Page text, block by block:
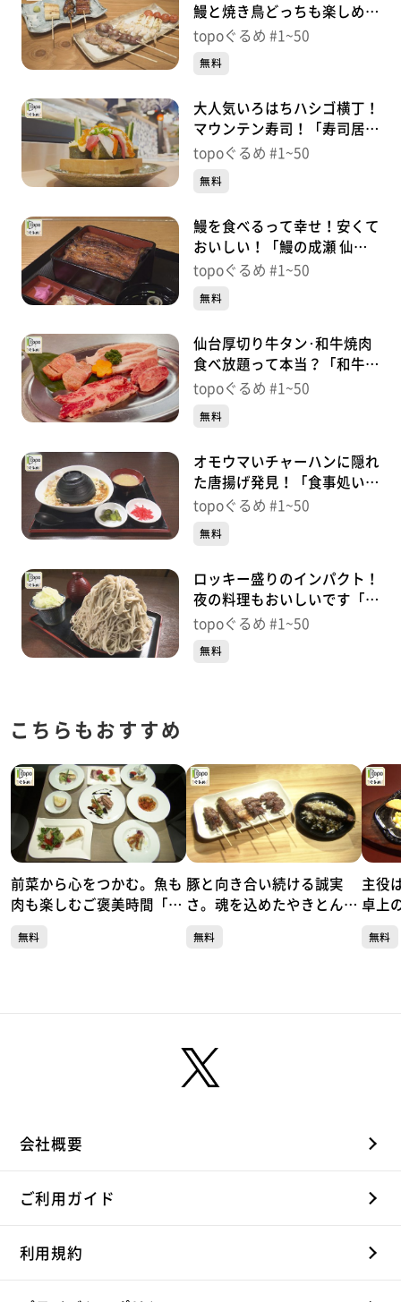
鰻と焼き鳥どっちも楽しめる
「つね吉」（宮城野区榴岡）
topoぐるめ #1~50
無料
大人気いろはちハシゴ横丁！
マウンテン寿司！「寿司居酒
屋センダイ」（宮城野区榴
topoぐるめ #1~50
無料
鰻を食べるって幸せ！安くて
おいしい！「鰻の成瀬 仙台
一番町店」（青葉区一番町）
topoぐるめ #1~50
無料
仙台厚切り牛タン･和牛焼肉
食べ放題って本当？「和牛焼
肉ジョ〜カー。」（青葉区中
topoぐるめ #1~50
無料
オモウマいチャーハンに隠れ
た唐揚げ発見！「食事処いな
穂」（大和町吉田まほろば）
topoぐるめ #1~50
無料
ロッキー盛りのインパクト！
夜の料理もおいしいです「そ
ば処やぶ金」（青葉区本町）
topoぐるめ #1~50
無料
こちらもおすすめ
前菜から心をつかむ。魚も
肉も楽しむご褒美時間「リ
区本町）#504【topoぐる
無料
豚と向き合い続ける誠実
さ。魂を込めたやきとん一
葉区国分町）#503【topo
無料
主役
卓上
二日
無料
会社概要
ご利用ガイド
利用規約